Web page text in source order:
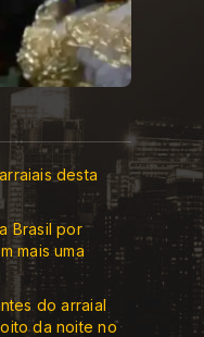
desta
Brasil por
mais uma
do arraial
da noite no